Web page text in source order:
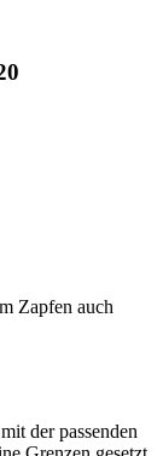
Zapfen auch
der passenden